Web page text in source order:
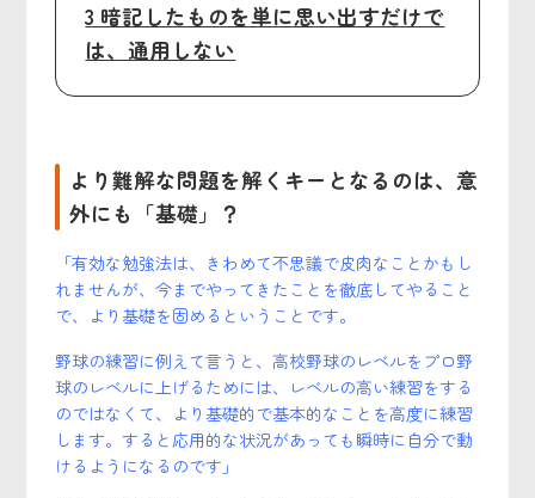
3 暗記したものを単に思い出すだけで
は、通用しない
より難解な問題を解くキーとなるのは、意
外にも「基礎」？
「有効な勉強法は、きわめて不思議で皮肉なことかもし
れませんが、今までやってきたことを徹底してやること
で、より基礎を固めるということです。
野球の練習に例えて言うと、高校野球のレベルをプロ野
球のレベルに上げるためには、レベルの高い練習をする
のではなくて、より基礎的で基本的なことを高度に練習
します。すると応用的な状況があっても瞬時に自分で動
けるようになるのです」